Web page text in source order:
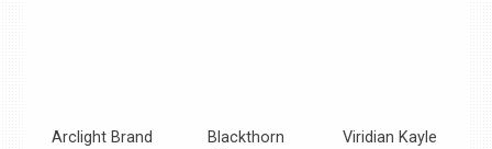
Arclight Brand
Blackthorn
Viridian Kayle